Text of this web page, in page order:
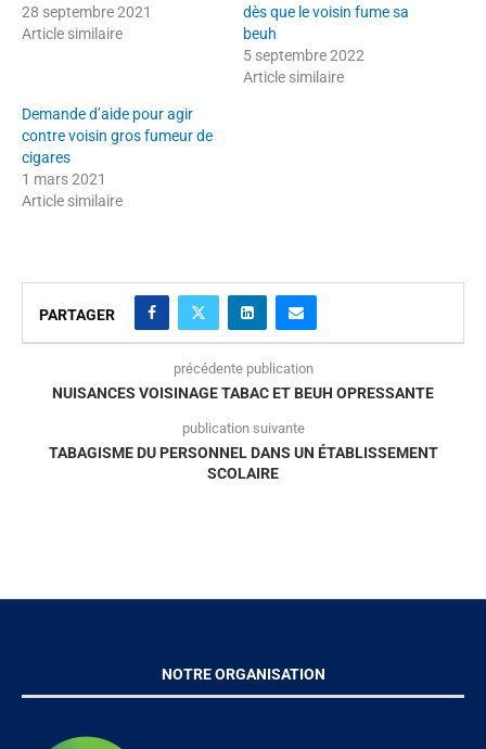
28 septembre 2021
Article similaire
dès que le voisin fume sa
beuh
5 septembre 2022
Article similaire
Demande d’aide pour agir
contre voisin gros fumeur de
cigares
1 mars 2021
Article similaire
PARTAGER
précédente publication
NUISANCES VOISINAGE TABAC ET BEUH OPRESSANTE
publication suivante
TABAGISME DU PERSONNEL DANS UN ÉTABLISSEMENT
SCOLAIRE
NOTRE ORGANISATION